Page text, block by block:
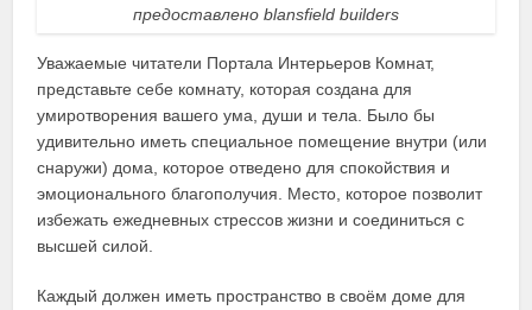
предоставлено blansfield builders
Уважаемые читатели Портала Интерьеров Комнат,
представьте себе комнату, которая создана для
умиротворения вашего ума, души и тела. Было бы
удивительно иметь специальное помещение внутри (или
снаружи) дома, которое отведено для спокойствия и
эмоционального благополучия. Место, которое позволит
избежать ежедневных стрессов жизни и соединиться с
высшей силой.
Каждый должен иметь пространство в своём доме для